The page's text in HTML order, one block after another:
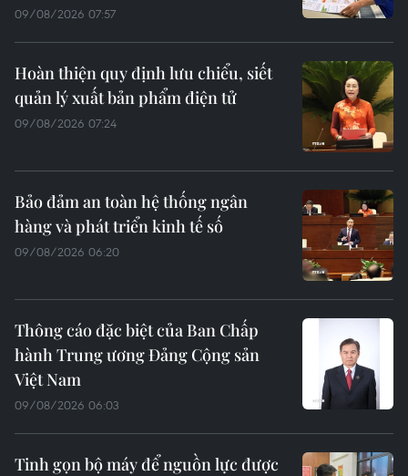
09/08/2026 07:57
Hoàn thiện quy định lưu chiểu, siết
quản lý xuất bản phẩm điện tử
09/08/2026 07:24
Bảo đảm an toàn hệ thống ngân
hàng và phát triển kinh tế số
09/08/2026 06:20
Thông cáo đặc biệt của Ban Chấp
hành Trung ương Đảng Cộng sản
Việt Nam
09/08/2026 06:03
Tinh gọn bộ máy để nguồn lực được